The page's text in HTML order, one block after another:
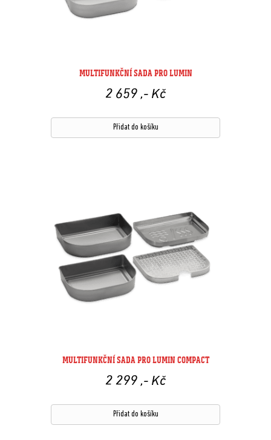
MULTIFUNKČNÍ SADA PRO LUMIN
2 659 ,- Kč
Přidat do košíku
MULTIFUNKČNÍ SADA PRO LUMIN COMPACT
2 299 ,- Kč
Přidat do košíku